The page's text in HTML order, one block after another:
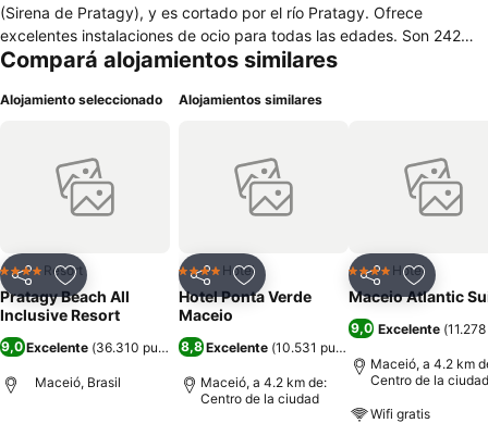
(Sirena de Pratagy), y es cortado por el río Pratagy. Ofrece
excelentes instalaciones de ocio para todas las edades. Son 242
unidades con todas las comodidades para que los huéspedes se
cristalinas, palmeras, una laguna que divide el proyecto y arrecifes
Compará alojamientos similares
Alojamiento seleccionado
CompartirAñadir a favoritos
4 EstrellasResort
Pratagy Beach All
Inclusive Resort
9,0Excelente (36.310 puntuaciones)
Maceió, Brasil
Alojamientos similares
CompartirAñadir a favoritos
4 EstrellasHotel
Hotel Ponta Verde
Maceio
8,8 Excelente (10.531 puntuaciones
Maceió, a 4.2 km de:
Centro de la ciudad
CompartirAñadir
4 EstrellasHotel
Maceio Atlantic
9,0 Excelente (
Maceió, a 4.2 km
Centro de la ciudad
Wifi gratis